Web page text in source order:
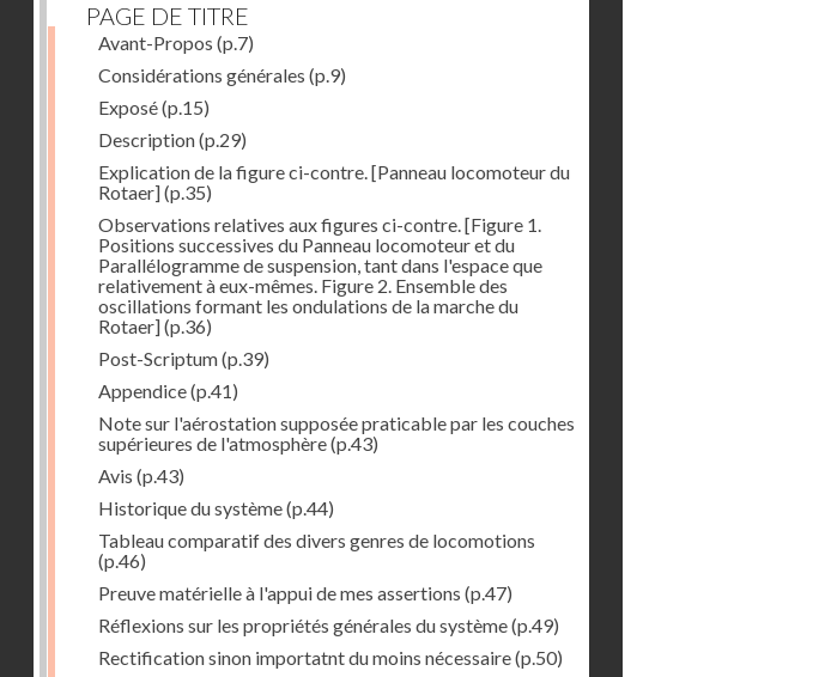
PAGE DE TITRE
Avant-Propos (p.7)
Considérations générales (p.9)
Exposé(p.15)
Description(p.29)
Explication de la figure ci-contre. [Panneau locomoteur du
Rotaer](p.35)
Observations relatives aux figures ci-contre. [Figure 1.
Positions successives du Panneau locomoteur et du
Parallélogramme de suspension, tant dans l'espace que
relativement à eux-mêmes. Figure 2. Ensemble des
oscillations formant les ondulations de la marche du
Rotaer](p.36)
Post-Scriptum(p.39)
Appendice(p.41)
Note sur l'aérostation supposée praticable par les couches
supérieures de l'atmosphère(p.43)
Avis (p.43)
Historique du système(p.44)
Tableau comparatif des divers genres de locomotions
(p.46)
Preuve matérielle à l'appui de mes assertions (p.47)
Réflexions sur les propriétés générales du système(p.49)
Rectification sinon importatnt du moins nécessaire(p.50)